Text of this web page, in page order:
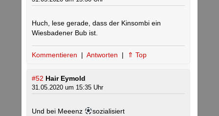
Huch, lese gerade, dass der Kinsombi ein
Wiesbadener Bub ist.
Kommentieren | Antworten | ⇑ Top
#52 Hair Eymold
31.05.2020 um 15:35 Uhr
Und bei Meeenz sozialisiert